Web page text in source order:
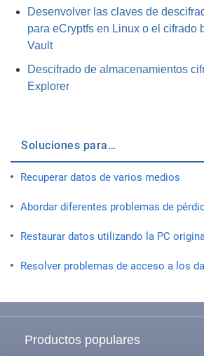
Desenvolver las claves de
para eCryptfs en Linux o el cifrado
Vault
Descifrado de almacenamientos
Explorer
Soluciones para…
Recuperar datos de varios medios
Abordar diferentes problemas de
Restaurar datos utilizando la PC
Resolver problemas de acceso a los
Productos populares